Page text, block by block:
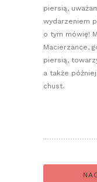
piersią,
wydarzeniem
o tym mówię!
Macierzance,
piersią,
a także
chust.